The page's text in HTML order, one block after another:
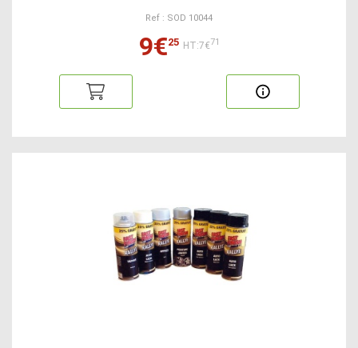
Ref : SOD 10044
9€25 HT:7€71